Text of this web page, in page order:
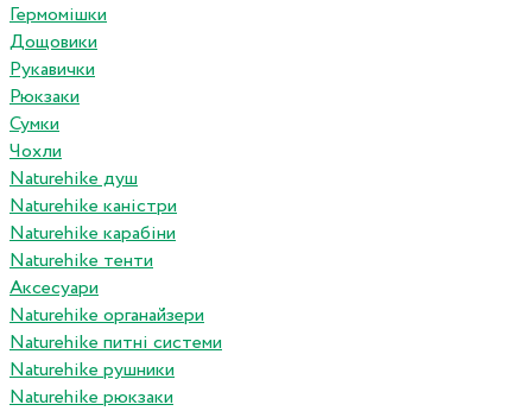
Гермомішки
Дощовики
Рукавички
Рюкзаки
Сумки
Чохли
Naturehike душ
Naturehike каністри
Naturehike карабіни
Naturehike тенти
Аксесуари
Naturehike органайзери
Naturehike питні системи
Naturehike рушники
Naturehike рюкзаки